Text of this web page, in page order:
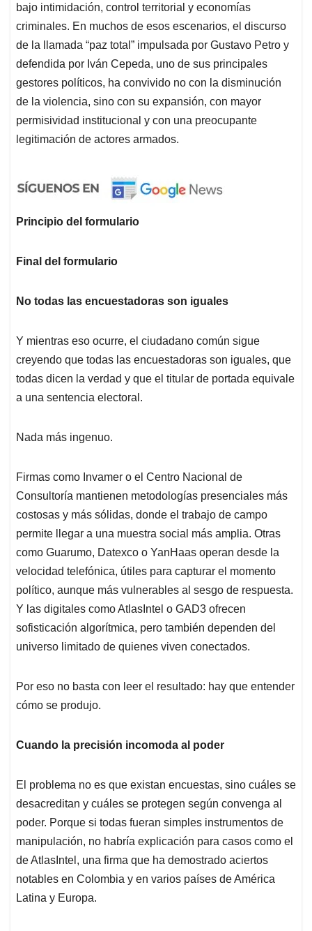
bajo intimidación, control territorial y economías
criminales. En muchos de esos escenarios, el discurso
de la llamada “paz total” impulsada por Gustavo Petro y
defendida por Iván Cepeda, uno de sus principales
gestores políticos, ha convivido no con la disminución
de la violencia, sino con su expansión, con mayor
permisividad institucional y con una preocupante
legitimación de actores armados.
Principio del formulario
Final del formulario
No todas las encuestadoras son iguales
Y mientras eso ocurre, el ciudadano común sigue
creyendo que todas las encuestadoras son iguales, que
todas dicen la verdad y que el titular de portada equivale
a una sentencia electoral.
Nada más ingenuo.
Firmas como Invamer o el Centro Nacional de
Consultoría mantienen metodologías presenciales más
costosas y más sólidas, donde el trabajo de campo
permite llegar a una muestra social más amplia. Otras
como Guarumo, Datexco o YanHaas operan desde la
velocidad telefónica, útiles para capturar el momento
político, aunque más vulnerables al sesgo de respuesta.
Y las digitales como AtlasIntel o GAD3 ofrecen
sofisticación algorítmica, pero también dependen del
universo limitado de quienes viven conectados.
Por eso no basta con leer el resultado: hay que entender
cómo se produjo.
Cuando la precisión incomoda al poder
El problema no es que existan encuestas, sino cuáles se
desacreditan y cuáles se protegen según convenga al
poder. Porque si todas fueran simples instrumentos de
manipulación, no habría explicación para casos como el
de AtlasIntel, una firma que ha demostrado aciertos
notables en Colombia y en varios países de América
Latina y Europa.